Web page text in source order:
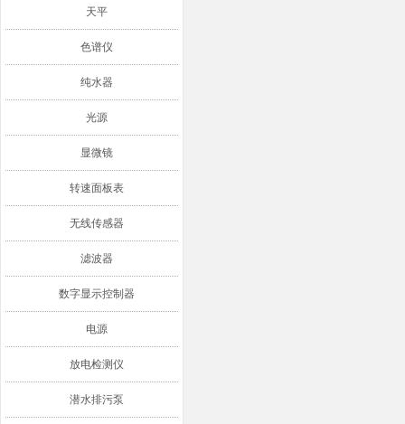
天平
色谱仪
纯水器
光源
显微镜
转速面板表
无线传感器
滤波器
数字显示控制器
电源
放电检测仪
潜水排污泵